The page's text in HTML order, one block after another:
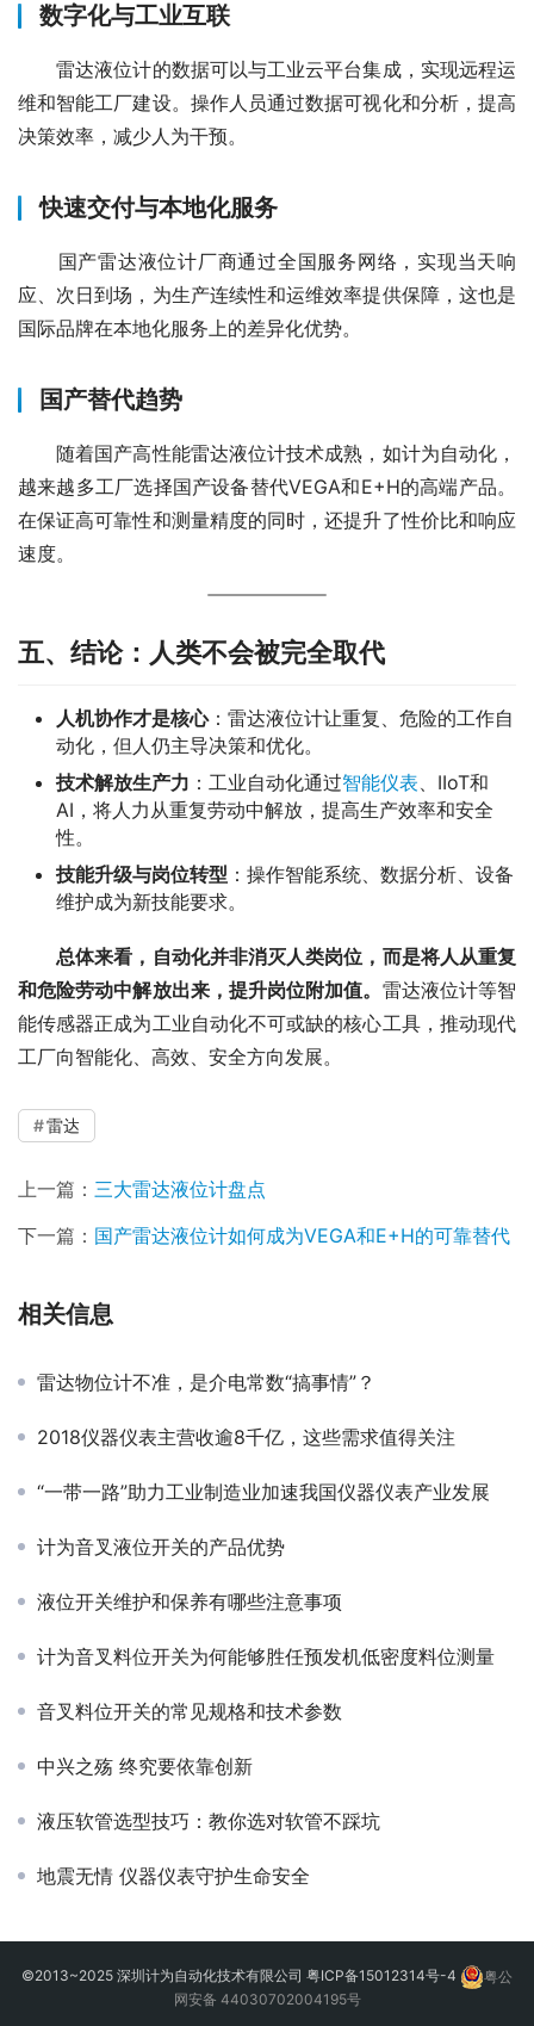
数字化与工业互联
雷达液位计的数据可以与工业云平台集成，实现远程运
维和智能工厂建设。操作人员通过数据可视化和分析，提高
决策效率，减少人为干预。
快速交付与本地化服务
国产雷达液位计厂商通过全国服务网络，实现当天响
应、次日到场，为生产连续性和运维效率提供保障，这也是
国际品牌在本地化服务上的差异化优势。
国产替代趋势
随着国产高性能雷达液位计技术成熟，如计为自动化，
越来越多工厂选择国产设备替代VEGA和E+H的高端产品。
在保证高可靠性和测量精度的同时，还提升了性价比和响应
速度。
五、结论：人类不会被完全取代
人机协作才是核心：雷达液位计让重复、危险的工作自
动化，但人仍主导决策和优化。
技术解放生产力 ：工业自动化通过智能仪表、IIoT和
AI，将人力从重复劳动中解放，提高生产效率和安全
性。
技能升级与岗位转型 ：操作智能系统、数据分析、设备
维护成为新技能要求。
总体来看，自动化并非消灭人类岗位，而是将人从重复
和危险劳动中解放出来，提升岗位附加值。 雷达液位计等智
能传感器正成为工业自动化不可或缺的核心工具，推动现代
工厂向智能化、高效、安全方向发展。
雷达
上一篇： 三大雷达液位计盘点
下一篇： 国产雷达液位计如何成为VEGA和E+H的可靠替代
相关信息
雷达物位计不准，是介电常数“搞事情”？
2018仪器仪表主营收逾8千亿，这些需求值得关注
“一带一路”助力工业制造业加速我国仪器仪表产业发展
计为音叉液位开关的产品优势
液位开关维护和保养有哪些注意事项
计为音叉料位开关为何能够胜任预发机低密度料位测量
音叉料位开关的常见规格和技术参数
中兴之殇 终究要依靠创新
液压软管选型技巧：教你选对软管不踩坑
地震无情 仪器仪表守护生命安全
©2013~2025 深圳计为自动化技术有限公司 粤ICP备15012314号-4
粤公
网安备 44030702004195号